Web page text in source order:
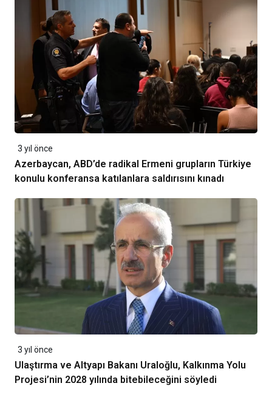
3 yıl önce
Azerbaycan, ABD’de radikal Ermeni grupların Türkiye
konulu konferansa katılanlara saldırısını kınadı
3 yıl önce
Ulaştırma ve Altyapı Bakanı Uraloğlu, Kalkınma Yolu
Projesi’nin 2028 yılında bitebileceğini söyledi